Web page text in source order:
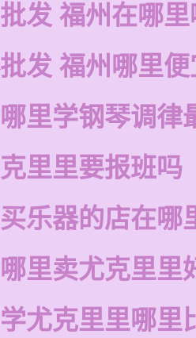
发 福州在哪
发 福州哪里
里学钢琴调律
里里要报班吗
乐器的店在哪
里卖尤克里里
尤克里里哪里